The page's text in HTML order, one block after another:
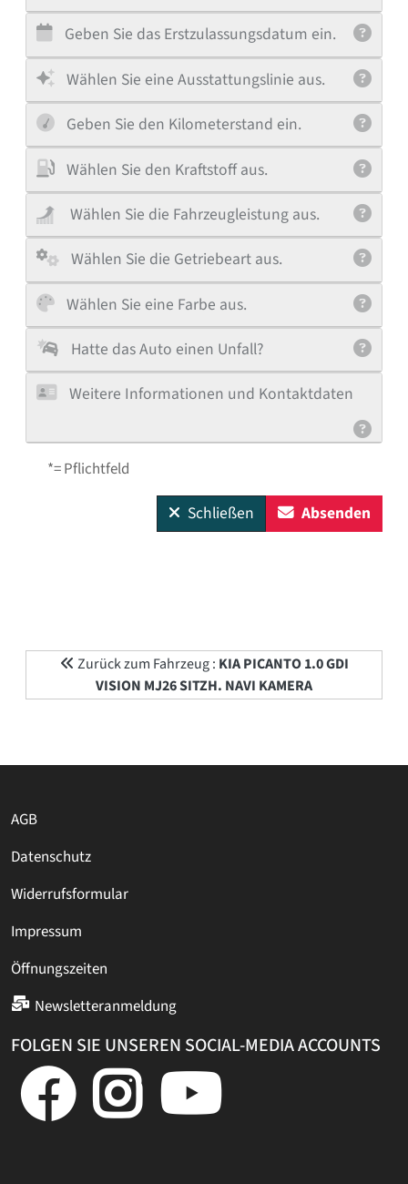
Geben Sie das Erstzulassungsdatum ein.
Wählen Sie eine Ausstattungslinie aus.
Geben Sie den Kilometerstand ein.
Wählen Sie den Kraftstoff aus.
Wählen Sie die Fahrzeugleistung aus.
Wählen Sie die Getriebeart aus.
Wählen Sie eine Farbe aus.
Hatte das Auto einen Unfall?
Weitere Informationen und Kontaktdaten
*= Pflichtfeld
Schließen Absenden
Zurück zum Fahrzeug : KIA PICANTO 1.0 GDI
VISION MJ26 SITZH. NAVI KAMERA
AGB
Datenschutz
Widerrufsformular
Impressum
Öffnungszeiten
Newsletteranmeldung
FOLGEN SIE UNSEREN SOCIAL-MEDIA ACCOUNTS